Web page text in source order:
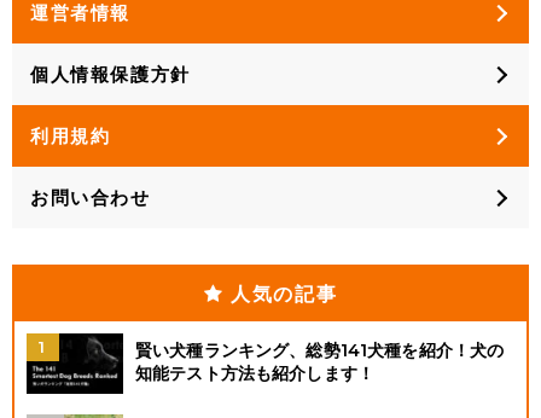
運営者情報
個人情報保護方針
利用規約
お問い合わせ
人気の記事
賢い犬種ランキング、総勢141犬種を紹介！犬の
知能テスト方法も紹介します！